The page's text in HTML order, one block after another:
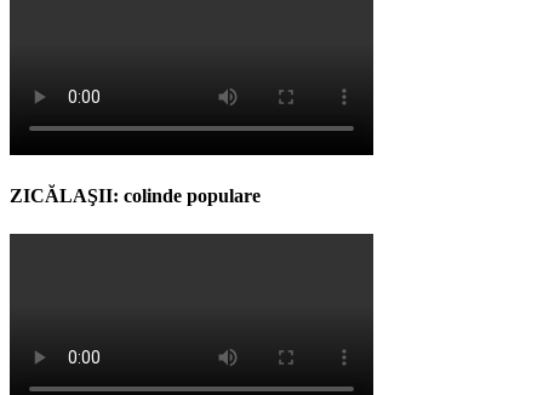
ZICĂLAŞII: colinde populare